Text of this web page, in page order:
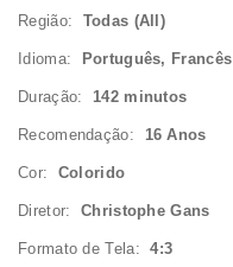
Região: Todas (All)
Idioma: Português, Francês
Duração: 142 minutos
Recomendação: 16 Anos
Cor: Colorido
Diretor: Christophe Gans
Formato de Tela:4:3